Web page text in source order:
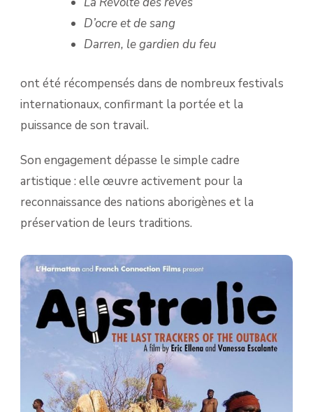
D’ocre et de sang
Darren, le gardien du feu
ont été récompensés dans de nombreux festivals
internationaux, confirmant la portée et la
puissance de son travail.
Son engagement dépasse le simple cadre
artistique : elle œuvre activement pour la
reconnaissance des nations aborigènes et la
préservation de leurs traditions.